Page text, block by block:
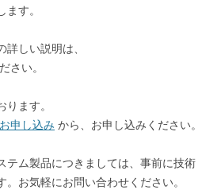
す。
しい説明は、
さい。
ます。
申し込み から、お申し込みください。
ム製品につきましては、事前に技術
お気軽にお問い合わせください。